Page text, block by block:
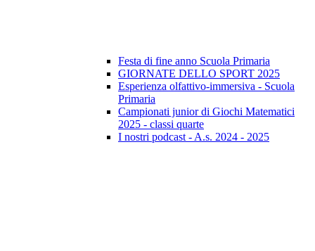
Festa di fine anno Scuola Primaria
GIORNATE DELLO SPORT 2025
Esperienza olfattivo-immersiva - Scuola
Primaria
Campionati junior di Giochi Matematici
2025 - classi quarte
I nostri podcast - A.s. 2024 - 2025